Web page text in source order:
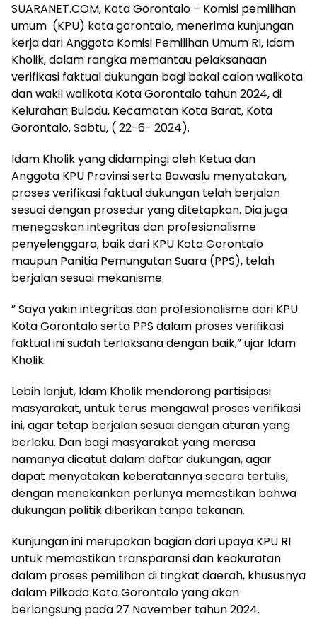
SUARANET.COM, Kota Gorontalo – Komisi pemilihan
umum (KPU) kota gorontalo, menerima kunjungan
kerja dari Anggota Komisi Pemilihan Umum RI, Idam
Kholik, dalam rangka memantau pelaksanaan
verifikasi faktual dukungan bagi bakal calon walikota
dan wakil walikota Kota Gorontalo tahun 2024, di
Kelurahan Buladu, Kecamatan Kota Barat, Kota
Gorontalo, Sabtu, ( 22-6- 2024).
Idam Kholik yang didampingi oleh Ketua dan
Anggota KPU Provinsi serta Bawaslu menyatakan,
proses verifikasi faktual dukungan telah berjalan
sesuai dengan prosedur yang ditetapkan. Dia juga
menegaskan integritas dan profesionalisme
penyelenggara, baik dari KPU Kota Gorontalo
maupun Panitia Pemungutan Suara (PPS), telah
berjalan sesuai mekanisme.
” Saya yakin integritas dan profesionalisme dari KPU
Kota Gorontalo serta PPS dalam proses verifikasi
faktual ini sudah terlaksana dengan baik,” ujar Idam
Kholik.
Lebih lanjut, Idam Kholik mendorong partisipasi
masyarakat, untuk terus mengawal proses verifikasi
ini, agar tetap berjalan sesuai dengan aturan yang
berlaku. Dan bagi masyarakat yang merasa
namanya dicatut dalam daftar dukungan, agar
dapat menyatakan keberatannya secara tertulis,
dengan menekankan perlunya memastikan bahwa
dukungan politik diberikan tanpa tekanan.
Kunjungan ini merupakan bagian dari upaya KPU RI
untuk memastikan transparansi dan keakuratan
dalam proses pemilihan di tingkat daerah, khususnya
dalam Pilkada Kota Gorontalo yang akan
berlangsung pada 27 November tahun 2024.